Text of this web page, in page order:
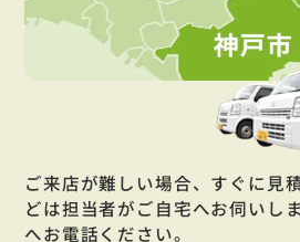
ご来店が難しい場合、すぐに見
どは担当者がご自宅へお伺いし
へお電話ください。